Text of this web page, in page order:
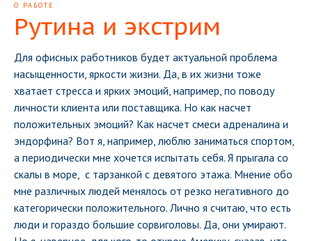
О РАБОТЕ
Рутина и экстрим
Для офисных работников будет актуальной проблема
насыщенности, яркости жизни. Да, в их жизни тоже
хватает стресса и ярких эмоций, например, по поводу
личности клиента или поставщика. Но как насчет
положительных эмоций? Как насчет смеси адреналина и
эндорфина? Вот я, например, люблю заниматься спортом,
а периодически мне хочется испытать себя. Я прыгала со
скалы в море, с тарзанкой с девятого этажа. Мнение обо
мне различных людей менялось от резко негативного до
категорически положительного. Лично я считаю, что есть
люди и гораздо большие сорвиголовы. Да, они умирают.